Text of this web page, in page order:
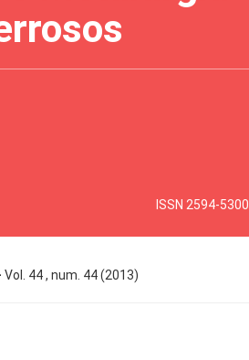
ISSN 2594-5300
Vol. 44 , num. 44 (2013)